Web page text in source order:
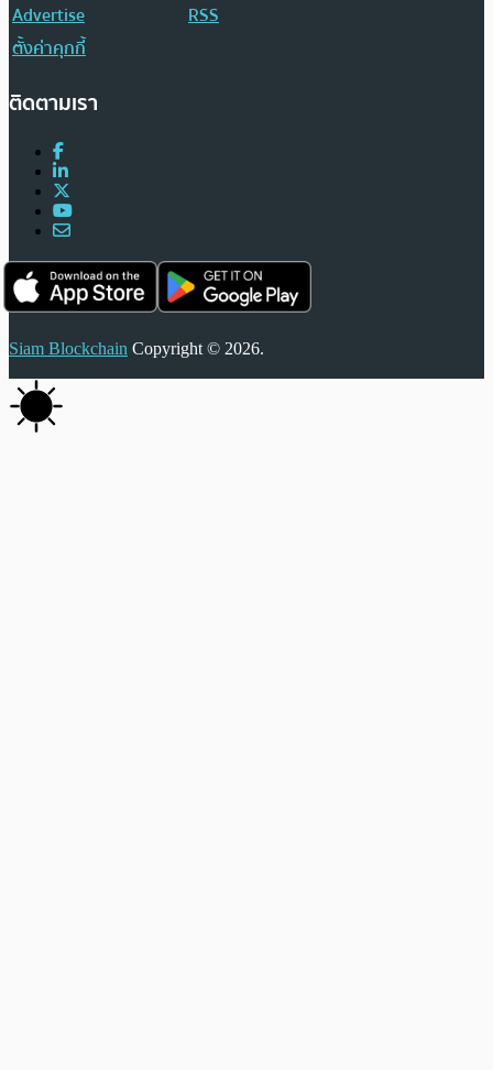
Advertise
RSS
ตั้งค่าคุกกี้
ติดตามเรา
Siam Blockchain Copyright © 2026.